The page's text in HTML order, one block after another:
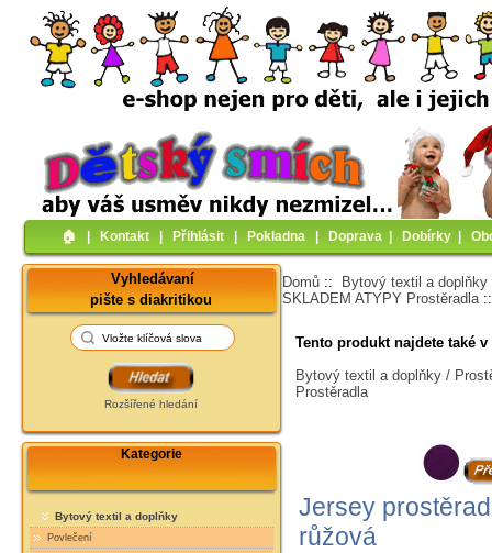
🏠︎ Kontakt Přihlásit Pokladna Doprava Dobírky
Vyhledávaní
pište s diakritikou
Rozšířené hledání
Kategorie
Bytový textil a doplňky
Povlečení
Domů :: Bytový textil a doplňky
SKLADEM ATYPY Prostěradla
Tento produkt najdete také
Bytový textil a doplňky /
Prostěradla
Jersey
růžová